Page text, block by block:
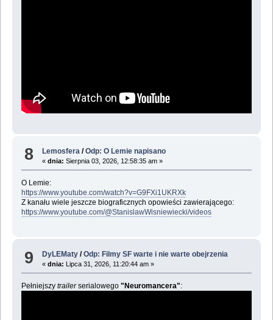
8 Lemosfera /Odp: O Lemie napisano
«dnia: Sierpnia 03, 2026, 12:58:35 am »
O Lemie:
https://www.youtube.com/watch?v=G9FXi1UKRXk
Z kanału wiele jeszcze biograficznych opowieści zawierającego:
https://www.youtube.com/@StanislawWisniewiecki/videos
9 DyLEMaty /Odp: Filmy SF warte i nie warte obejrzenia
«dnia: Lipca 31, 2026, 11:20:44 am »
Pełniejszy trailerserialowego "Neuromancera":